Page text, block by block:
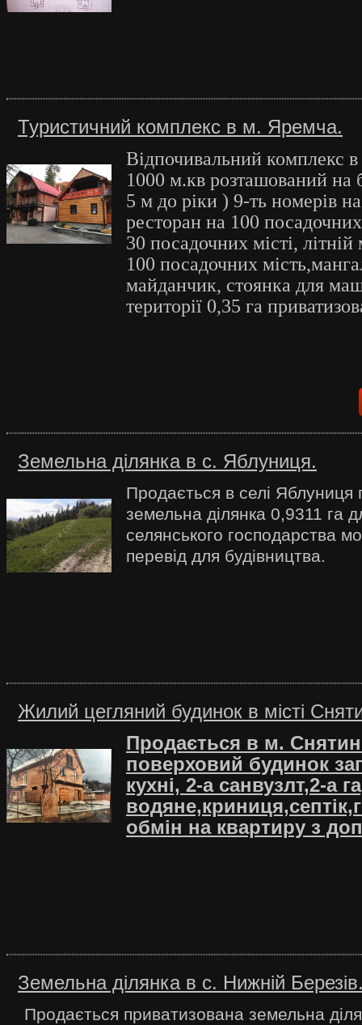
Туристичний комплекс в м. Яремча.
Відпочивальний комплекс
1000 м.кв розташований на
5 м до ріки ) 9-ть номерів
ресторан на 100
30 посадочних місті,
100 посадочних
майданчик, стоянка для
території 0,35 га
Земельна ділянка в с. Яблуниця.
Продається в селі Яблуниця
земельна ділянка 0,9311 га
селянського господарства
перевід для будівництва.
Жилий цегляний будинок в місті
Продається в м.
поверховий будинок
кухні, 2-а санвузлт,2-а
обмін на квартиру з
Земельна ділянка в c. Нижній
Продається приватизована земельна